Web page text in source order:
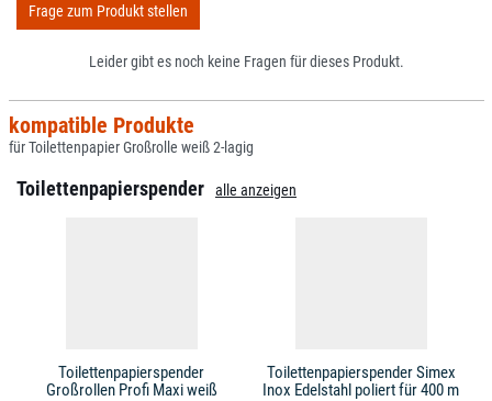
Frage zum Produkt stellen
Leider gibt es noch keine Fragen für dieses Produkt.
kompatible Produkte
für Toilettenpapier Großrolle weiß 2-lagig
Toilettenpapierspender alle anzeigen
Toilettenpapierspender
Großrollen Profi Maxi weiß
Toilettenpapierspender Simex
Inox Edelstahl poliert für 400 m